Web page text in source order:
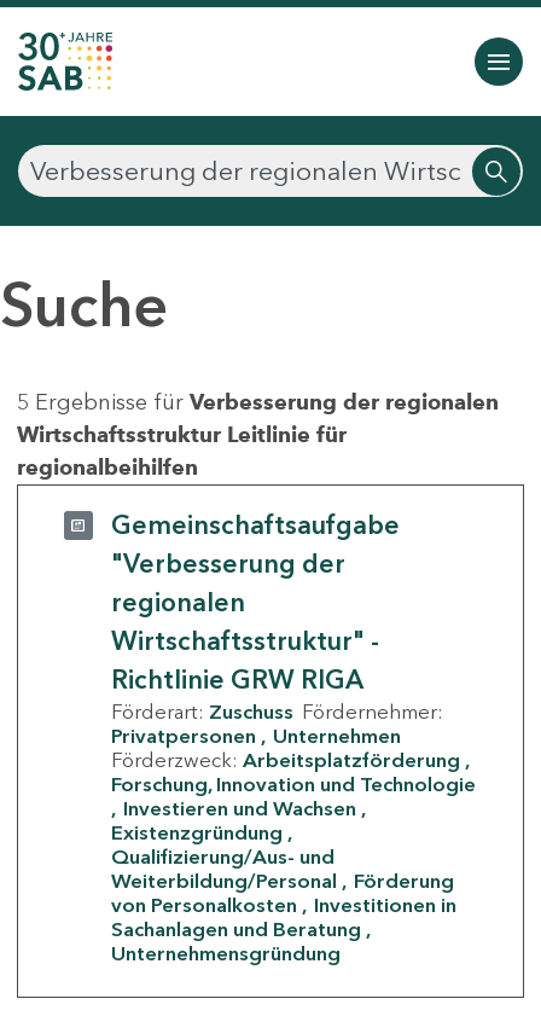
Suche
5 Ergebnisse für Verbesserung der regionalen
Wirtschaftsstruktur Leitlinie für
regionalbeihilfen
Gemeinschaftsaufgabe
"Verbesserung der
regionalen
Wirtschaftsstruktur" -
Richtlinie GRW RIGA
Förderart: Zuschuss Fördernehmer:
Privatpersonen
Unternehmen
Förderzweck: Arbeitsplatzförderung
Forschung, Innovation und Technologie
Investieren und Wachsen
Existenzgründung
Qualifizierung/Aus- und
Weiterbildung/Personal
Förderung
von Personalkosten
Investitionen in
Sachanlagen und Beratung
Unternehmensgründung